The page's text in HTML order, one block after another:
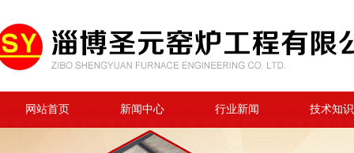
网站首页 新闻中心 行业新闻 技术知识